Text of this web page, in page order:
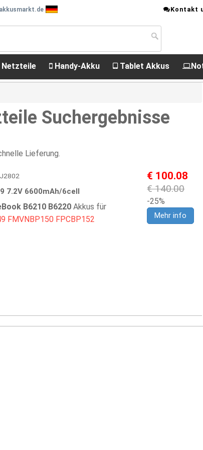
Kontakt
Netzteile Handy-Akku Tablet Akkus
Suchergebnisse
Lieferung.
7.2V 6600mAh/6cell
B6210 B6220 Akkus für
FMVNBP150 FPCBP152
€ 100.08
€ 140.00
-25%
Mehr info